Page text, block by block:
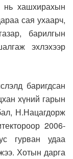
нь хашхирахын
сая ухаарч,
барилгын
эхлэхээр
баригдсан
хүний гарын
Н.Нацагдорж
2006-
гурван удаа
Хотын дарга